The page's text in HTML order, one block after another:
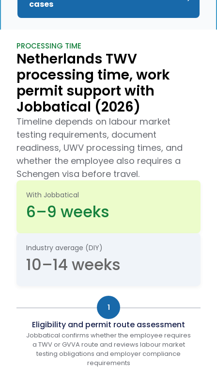
cases
PROCESSING TIME
Netherlands TWV
processing time, work
permit support with
Jobbatical (2026)
Timeline depends on labour market
testing requirements, document
readiness, UWV processing times, and
whether the employee also requires a
Schengen visa before travel.
With Jobbatical
6–9 weeks
Industry average (DIY)
10–14 weeks
1
Eligibility and permit route assessment
Jobbatical confirms whether the employee requires
a TWV or GVVA route and reviews labour market
testing obligations and employer compliance
requirements